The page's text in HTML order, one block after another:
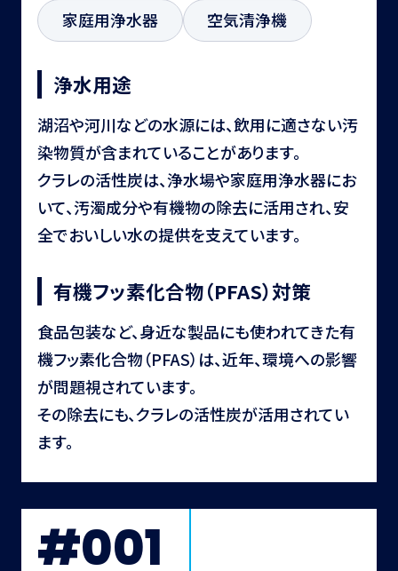
家庭用浄水器 空気清浄機
浄水用途
湖沼や河川などの水源には、飲用に適さない汚
染物質が含まれていることがあります。
クラレの活性炭は、浄水場や家庭用浄水器にお
いて、汚濁成分や有機物の除去に活用され、安
全でおいしい水の提供を支えています。
有機フッ素化合物（PFAS）対策
食品包装など、身近な製品にも使われてきた有
機フッ素化合物（PFAS）は、近年、環境への影響
が問題視されています。
その除去にも、クラレの活性炭が活用されてい
ます。
#001